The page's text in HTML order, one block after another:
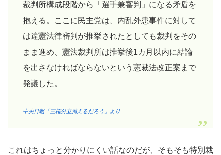
裁判所構成段階から「選手兼審判」になる矛盾を
抱える。ここに民主党は、内乱外患事件に対して
は違憲法律審判が推挙されたとしても裁判をその
まま進め、憲法裁判所は推挙後1カ月以内に結論
を出さなければならないという憲裁法改正案まで
発議した。
中央日報「三権分立消えるだろう」より
これはちょっと分かりにくい話なのだが、そもそも特別裁